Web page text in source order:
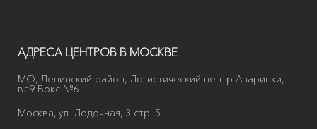
АДРЕСА ЦЕНТРОВ В МОСКВЕ
МО, Ленинский район, Логистический центр Апаринки,
вл9 Бокс №6
Москва, ул. Лодочная, 3 стр. 5